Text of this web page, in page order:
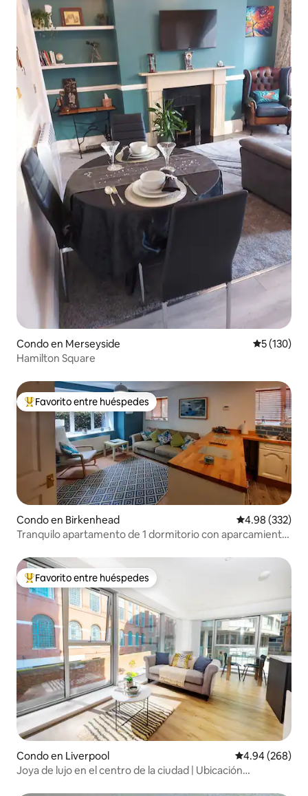
Condo en Merseyside
5 (130)
Hamilton Square
Favorito entre huéspedes preferido
Favorito entre huéspedes
Condo en Birkenhead Calificación
4.98 (332)
Tranquilo apartamento de 1 dormitorio con aparcamiento
Favorito entre huéspedes preferido
Favorito entre huéspedes
Condo en Liverpool Calificación
4.94 (268)
Joya de lujo en el centro de la ciudad | Ubicación